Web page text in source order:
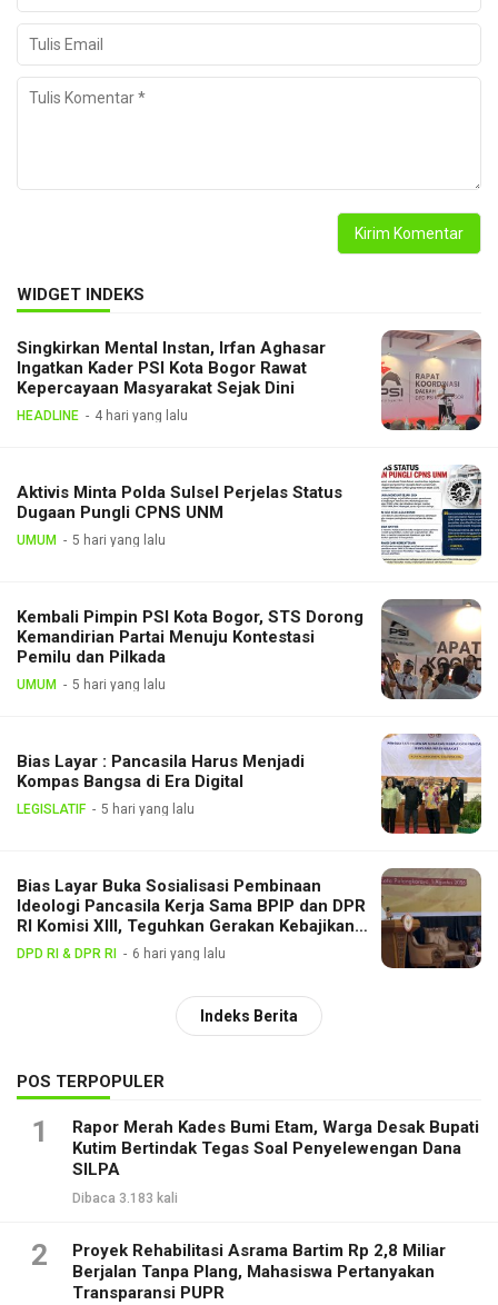
WIDGET INDEKS
Singkirkan Mental Instan, Irfan Aghasar
Ingatkan Kader PSI Kota Bogor Rawat
Kepercayaan Masyarakat Sejak Dini
HEADLINE 4 hari yang lalu
Aktivis Minta Polda Sulsel Perjelas Status
Dugaan Pungli CPNS UNM
UMUM 5 hari yang lalu
Kembali Pimpin PSI Kota Bogor, STS Dorong
Kemandirian Partai Menuju Kontestasi
Pemilu dan Pilkada
UMUM 5 hari yang lalu
Bias Layar : Pancasila Harus Menjadi
Kompas Bangsa di Era Digital
LEGISLATIF 5 hari yang lalu
Bias Layar Buka Sosialisasi Pembinaan
Ideologi Pancasila Kerja Sama BPIP dan DPR
RI Komisi XIII, Teguhkan Gerakan Kebajikan
Pancasila di Tengah Masyarakat
DPD RI & DPR RI 6 hari yang lalu
Indeks Berita
POS TERPOPULER
1
Rapor Merah Kades Bumi Etam, Warga Desak Bupati
Kutim Bertindak Tegas Soal Penyelewengan Dana
SILPA
Dibaca 3.183 kali
2
Proyek Rehabilitasi Asrama Bartim Rp 2,8 Miliar
Berjalan Tanpa Plang, Mahasiswa Pertanyakan
Transparansi PUPR